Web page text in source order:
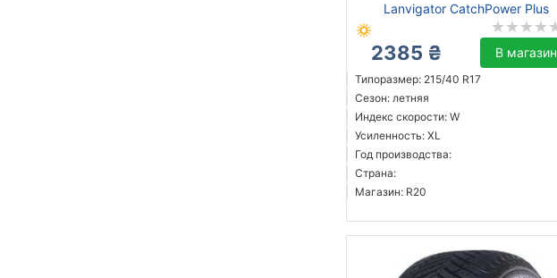
Lanvigator CatchPower Plus
2385 ₴ В магазин
Типоразмер: 215/40 R17
Сезон: летняя
Индекс скорости: W
Усиленность: XL
Год производства:
Страна:
Магазин: R20